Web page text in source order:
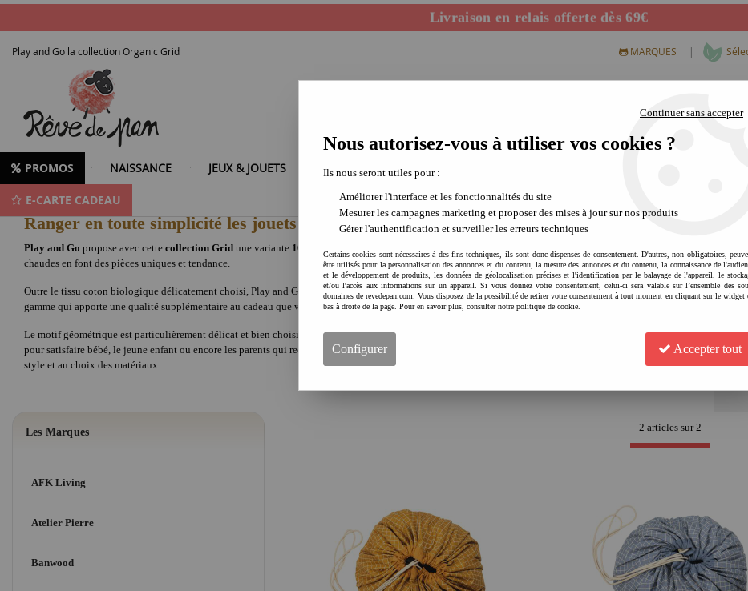
Livraison en relais offerte dès 69€
Play and Go la collection Organic Grid MARQUES |
PROMOS NAISSANCE JEUX & JOUETS LOISIRS CREATIFS MODE &
E-CARTE CADEAU
Organic Grid Collection 100 % coton biologique Play and Go
Ranger en toute simplicité les jouets des enfants - Organic Grid
Play and Go propose avec cette collection Grid une variante 100% biologique
chaudes en font des pièces uniques et tendance.
Outre le tissu coton biologique délicatement choisi, Play and Go a aussi apporté une valeur ajoutée indéniable : le packaging particulièrement haut de
gamme qui apporte une qualité supplémentaire au cadeau que vous ferez à un enfant ou un jeune parent.
Le motif géométrique est particulièrement délicat et bien choisi. Encore une raison de craquer pour l'un des astucieux produits de la marque
Play and Go
pour satisfaire bébé, le jeune enfant ou encore les parents qui recherchent dessolutions de rangement
astucieuses, un gain de place mais en veillant à leur
style et au choix des matériaux.
Les Marques
AFK Living
Atelier Pierre
Banwood
2 articles sur 2
Continuer sans accepter
Nous autorisez-vous à utiliser vos cookies ?
Ils nous seront utiles pour :
Améliorer l'interface et les fonctionnalités du site
Mesurer les campagnes marketing et proposer des mises à jour sur nos produits
Gérer l'authentification et surveiller les erreurs techniques
Certains cookies sont nécessaires à des fins techniques, ils sont donc dispensés de consentement. D'autres, non obligatoires,
être utilisés pour la personnalisation des annonces et du contenu, la mesure des annonces et du contenu, la connaissance de
et le développement de produits, les données de géolocalisation précises et l'identification par le balayage de l'appareil, le
et/ou l'accès aux informations sur un appareil. Si vous donnez votre consentement, celui-ci sera valable sur l’ensemble des
domaines de revedepan.com. Vous disposez de la possibilité de retirer votre consentement à tout moment en cliquant sur le widget
bas à droite de la page. Pour en savoir plus, consulter notre politique de cookie.
Configurer Accepter tout